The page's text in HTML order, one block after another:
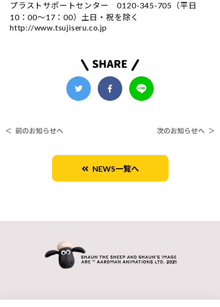
プラストサポートセンター 0120-345-705（平日
10：00～17：00）土日・祝を除く
http://www.tsujiseru.co.jp
＜ 前のお知らせへ 次のお知らせへ ＞
NEWS一覧へ